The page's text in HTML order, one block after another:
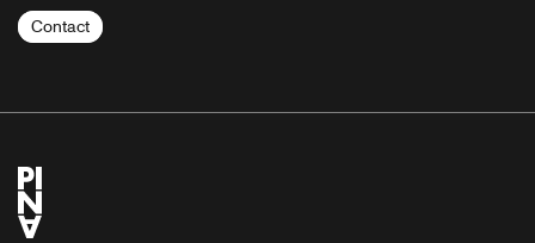
Contact